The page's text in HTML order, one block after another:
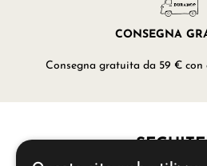
CONSEGNA
Consegna gratuita da 59 € con